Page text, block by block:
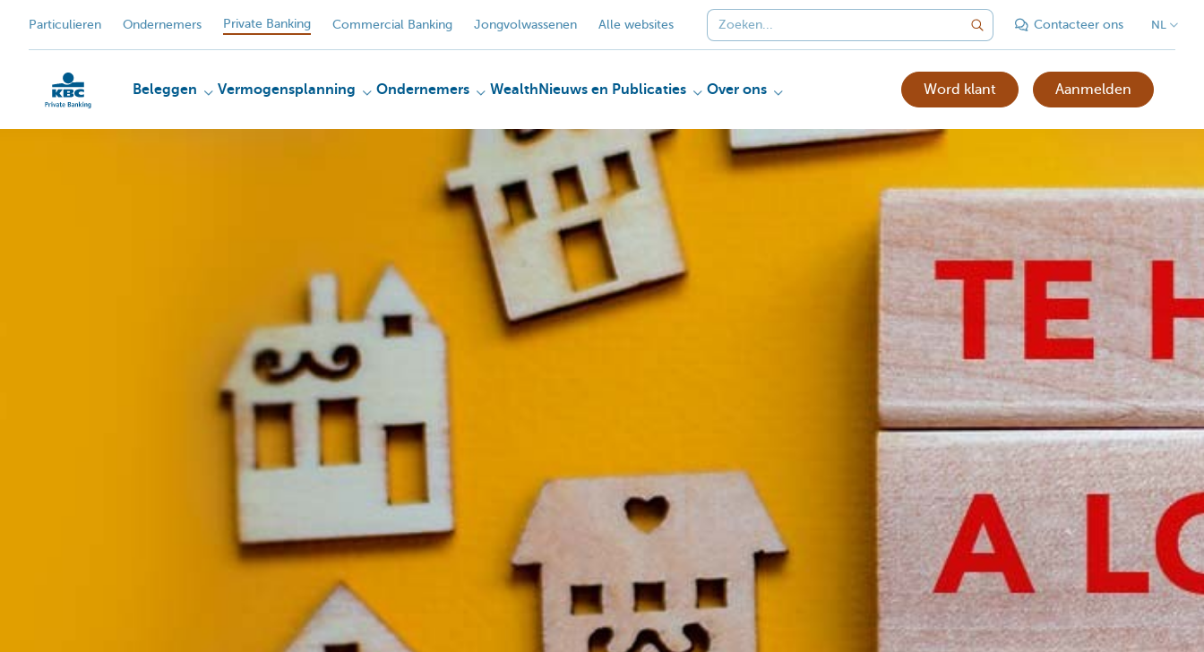
Particulieren Ondernemers Private Banking Commercial Banking Jongvolwassenen Alle websites Contacteer ons NL
Beleggen Vermogensplanning Ondernemers Wealth Nieuws en Publicaties Over ons Word klant Aanmelden